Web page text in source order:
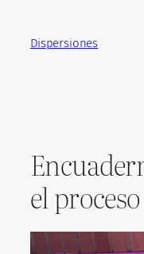
contenido
Dispersiones
el proceso